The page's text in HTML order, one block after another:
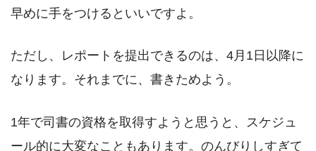
早めに手をつけるといいですよ。
ただし、レポートを提出できるのは、4月1日以降に
なります。それまでに、書きためよう。
1年で司書の資格を取得すようと思うと、スケジュ
ール的に大変なこともあります。のんびりしすぎて